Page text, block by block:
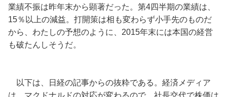
業績不振は昨年末から顕著だった。第4四半期の業績は、
15％以上の減益。打開策は相も変わらず小手先のものだ
から、わたしの予想のように、2015年末には本国の経営
も破たんしそうだ。
以下は、日経の記事からの抜粋である。経済メディア
は、マクドナルドの対応が変わるので、社長交代で株価は